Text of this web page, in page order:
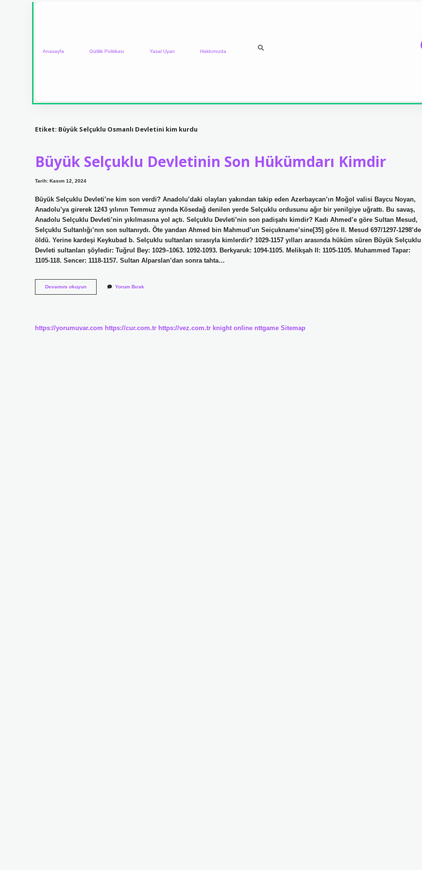
Anasayfa Gizlilik Politikası Yasal Uyarı Hakkımızda
Etiket: Büyük Selçuklu Osmanlı Devletini kim kurdu
Büyük Selçuklu Devletinin Son Hükümdarı Kimdir
Tarih: Kasım 12, 2024
Büyük Selçuklu Devleti’ne kim son verdi? Anadolu’daki olayları yakından takip eden Azerbaycan’ın Moğol valisi Baycu Noyan,
Anadolu’ya girerek 1243 yılının Temmuz ayında Kösedağ denilen yerde Selçuklu ordusunu ağır bir yenilgiye uğrattı. Bu savaş,
Anadolu Selçuklu Devleti’nin yıkılmasına yol açtı. Selçuklu Devleti’nin son padişahı kimdir? Kadı Ahmed’e göre Sultan Mesud,
Selçuklu Sultanlığı’nın son sultanıydı. Öte yandan Ahmed bin Mahmud’un Seiçukname’sine[35] göre II. Mesud 697/1297-1298’de
öldü. Yerine kardeşi Keykubad b. Selçuklu sultanları sırasıyla kimlerdir? 1029-1157 yılları arasında hüküm süren Büyük Selçuklu
Devleti sultanları şöyledir: Tuğrul Bey: 1029–1063. 1092-1093. Berkyaruk: 1094-1105. Melikşah II: 1105-1105. Muhammed Tapar:
1105-118. Sencer: 1118-1157. Sultan Alparslan’dan sonra tahta…
Devamını okuyunBüyük
Selçuklu
Yorum Bırak
https://yorumuvar.com https://cur.com.tr https://vez.com.tr knight online nttgame Sitemap